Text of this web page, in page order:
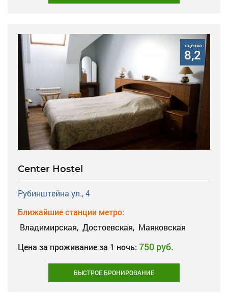
оценка
8,2
Center Hostel
Рубинштейна ул., 4
Ближайшие станции метро:
Владимирская, Достоевская, Маяковская
Цена за проживание за 1 ночь: 750 руб.
БЫСТРОЕ БРОНИРОВАНИЕ